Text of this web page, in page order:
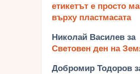
етикетът е просто
върху пластмасата
Николай Василев за
Световен ден на
Добромир Тодоров